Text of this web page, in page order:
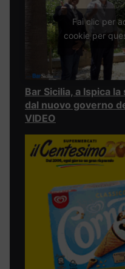
Fai clic per
cookie per
Bar Sicilia, a Ispica
dal nuovo governo
VIDEO